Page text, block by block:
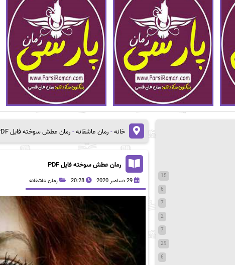
خانه-رمان عاشقانه-رمان عطش سوخته فایل PDF
رمان عطش سوخته فایل PDF
29 دسامبر 2020 20:28 رمان عاشقانه
15
6
7
2
7
29
6